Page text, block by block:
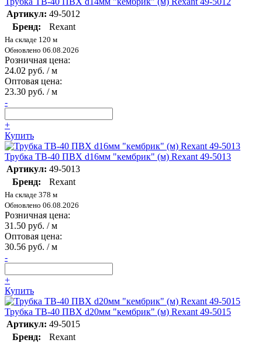
Артикул: 49-5012
Бренд:
Rexant
На складе 120 м
Обновлено 06.08.2026
Розничная цена:
24.02 руб. / м
Оптовая цена:
23.30 руб. / м
-
+
Купить
Трубка ТВ-40 ПВХ d16мм "кембрик" (м) Rexant 49-5013
Артикул: 49-5013
Бренд:
Rexant
На складе 378 м
Обновлено 06.08.2026
Розничная цена:
31.50 руб. / м
Оптовая цена:
30.56 руб. / м
-
+
Купить
Трубка ТВ-40 ПВХ d20мм "кембрик" (м) Rexant 49-5015
Артикул: 49-5015
Бренд:
Rexant